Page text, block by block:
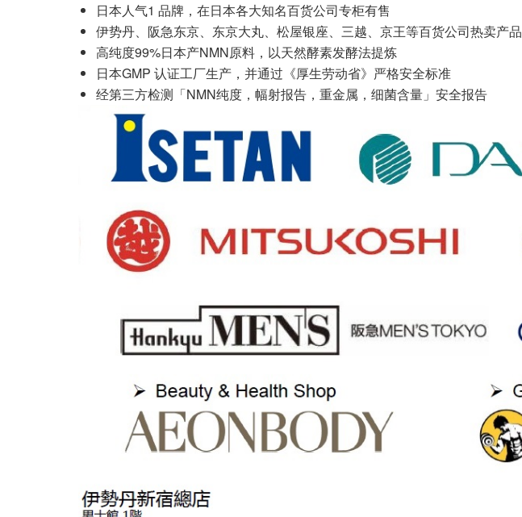
日本人气1 品牌，在日本各大知名百货公司专柜有售
伊势丹、阪急东京、东京大丸、松屋银座、三越、京王等百货公司热卖产品
高纯度99%日本产NMN原料，以天然酵素发酵法提炼
日本GMP 认证工厂生产，并通过《厚生劳动省》严格安全标准
经第三方检测「NMN纯度，幅射报告，重金属，细菌含量」安全报告